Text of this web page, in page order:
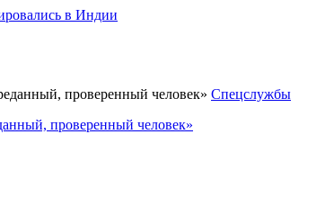
в Индии
Спецслужбы
проверенный человек»